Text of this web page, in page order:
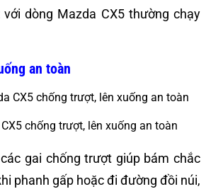
dòng Mazda CX5 thường chạy
an toàn
chống trượt, lên xuống an toàn
gai chống trượt giúp bám chắc
phanh gấp hoặc đi đường đồi núi,